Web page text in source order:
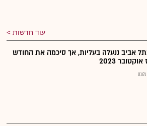
עוד חדשות
אביב ננעלה בעליות, אך סיכמה את החודש
2023